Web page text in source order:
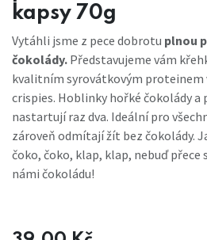
kapsy 70g
Vytáhli jsme z pece dobrotu plnou
čokolády. Představujeme vám
kvalitním syrovátkovým proteinem
crispies. Hoblinky hořké čokolády a
nastartují raz dva. Ideální pro
zároveň odmítají žít bez čokolády.
čoko, čoko, klap, klap, nebuď přece
námi čokoládu!